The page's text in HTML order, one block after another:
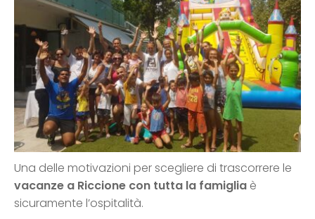
Una delle motivazioni per scegliere di trascorrere le
vacanze a Riccione con tutta la famiglia è
sicuramente l’ospitalità.